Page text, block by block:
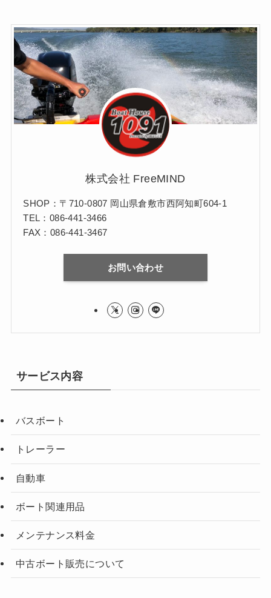
株式会社 FreeMIND
SHOP：〒710-0807 岡山県倉敷市西阿知町604-1
TEL：086-441-3466
FAX：086-441-3467
お問い合わせ
サービス内容
バスボート
トレーラー
自動車
ボート関連用品
メンテナンス料金
中古ボート販売について